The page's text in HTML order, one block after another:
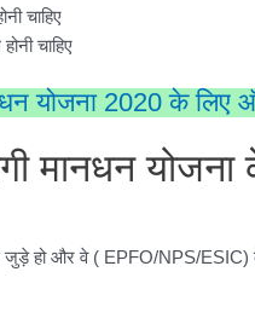
चाहिए
चाहिए
योजना 2020 के
मानधन
जुड़े हो और वे ( EPFO/NPS/ESIC)